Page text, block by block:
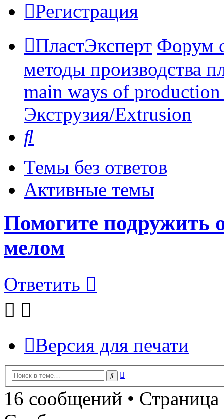
Регистрация
ПластЭксперт Форум
методы производства
main ways of
Экструзия/Extrusion
Темы без ответов
Активные темы
Помогите подружить
мелом
Ответить
Версия для печати
Поиск
16 сообщений • Страница